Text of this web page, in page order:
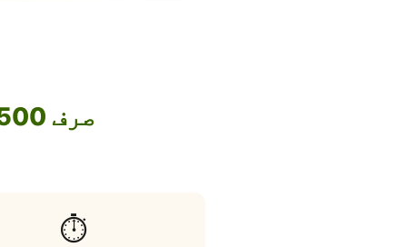
صرف 1500 روپے میں اپنا فوڈ بزنس آن لائن لے جائیں
⏱️